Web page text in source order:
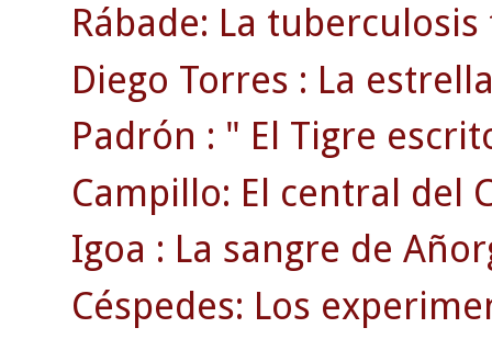
Rábade: La
Diego Torres : La
Padrón : " El Tigre
Campillo: El central del
Igoa : La sangre de
Céspedes: Los